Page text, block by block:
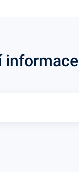
informace